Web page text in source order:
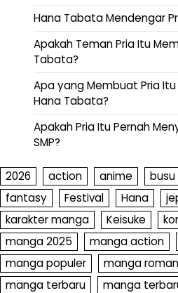
Hana Tabata Mendengar
Apakah Teman Pria Itu
Tabata?
Apa yang Membuat Pria
Hana Tabata?
Apakah Pria Itu Pernah
SMP?
2026 action anime busu
fantasy
Festival Hana
karakter manga
Keisuke
manga 2025
manga action
manga populer
manga
manga terbaru
manga